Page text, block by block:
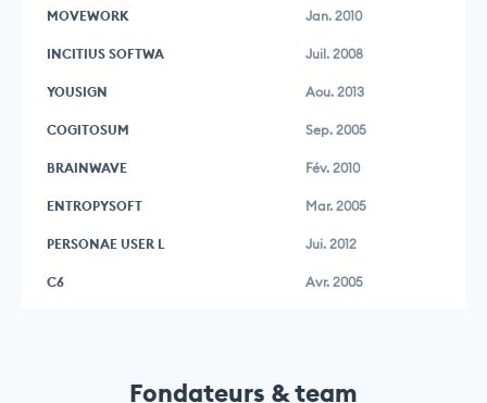
MOVEWORK Jan. 2010
INCITIUS SOFTWA Juil. 2008
YOUSIGN Aou. 2013
COGITOSUM Sep. 2005
BRAINWAVE Fév. 2010
ENTROPYSOFT Mar. 2005
PERSONAE USER L Jui. 2012
C6 Avr. 2005
Fondateurs & team